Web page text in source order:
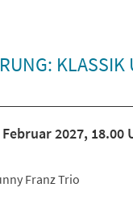
2027,
Franz Trio